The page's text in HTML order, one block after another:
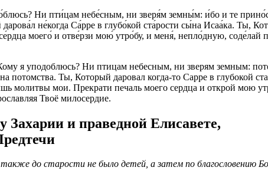
Ни пти́цам небе́сным, ни зверя́м земны́м: и́бо и те
не́когда Са́рре в глубо́кой ста́рости сы́на Исаа́ка. Ты,
моего́ и отве́рзи мою́ утро́бу, и меня́, непло́дную,
я уподоблюсь? Ни птицам небесным, ни зверям земным:
потомства. Ты, Который даровал когда-то Сарре в глубокой
молитвы мои. Прекрати печаль моего сердца и открой мою
Твоё милосердие.
и праведной Елисавете,
также до старости не было детей, а затем по благословению